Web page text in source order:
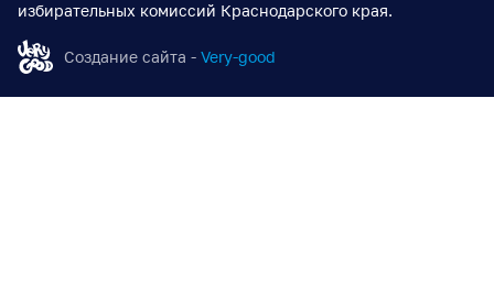
избирательных комиссий Краснодарского края.
Создание сайта - Very-good